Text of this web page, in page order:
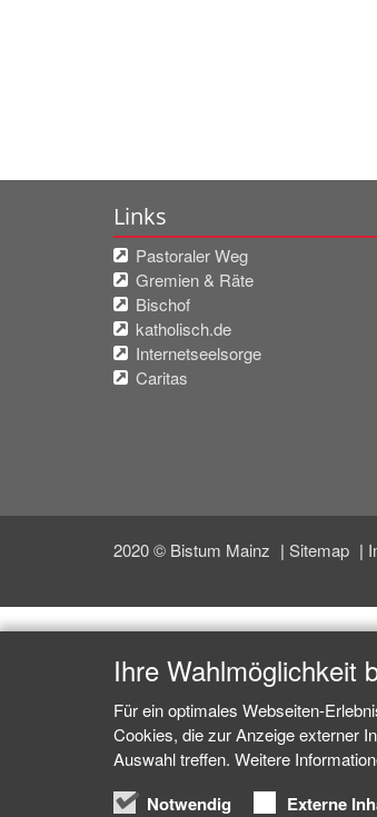
Links
Pastoraler Weg
Gremien & Räte
Bischof
katholisch.de
Internetseelsorge
Caritas
2020 © Bistum Mainz Sitemap
Ihre Wahlmöglichkeit
Für ein optimales Webseiten-
Cookies, die zur Anzeige externer
Auswahl treffen. Weitere
Notwendig Externe